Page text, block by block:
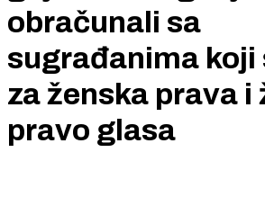
obračunali sa
sugrađanima koji
za ženska prava i
pravo glasa